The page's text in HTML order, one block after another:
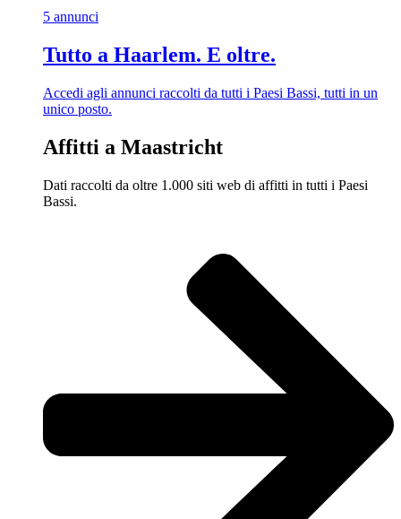
5 annunci
Tutto a Haarlem. E oltre.
Accedi agli annunci raccolti da tutti i Paesi Bassi, tutti in un
unico posto.
Affitti a Maastricht
Dati raccolti da oltre 1.000 siti web di affitti in tutti i Paesi
Bassi.